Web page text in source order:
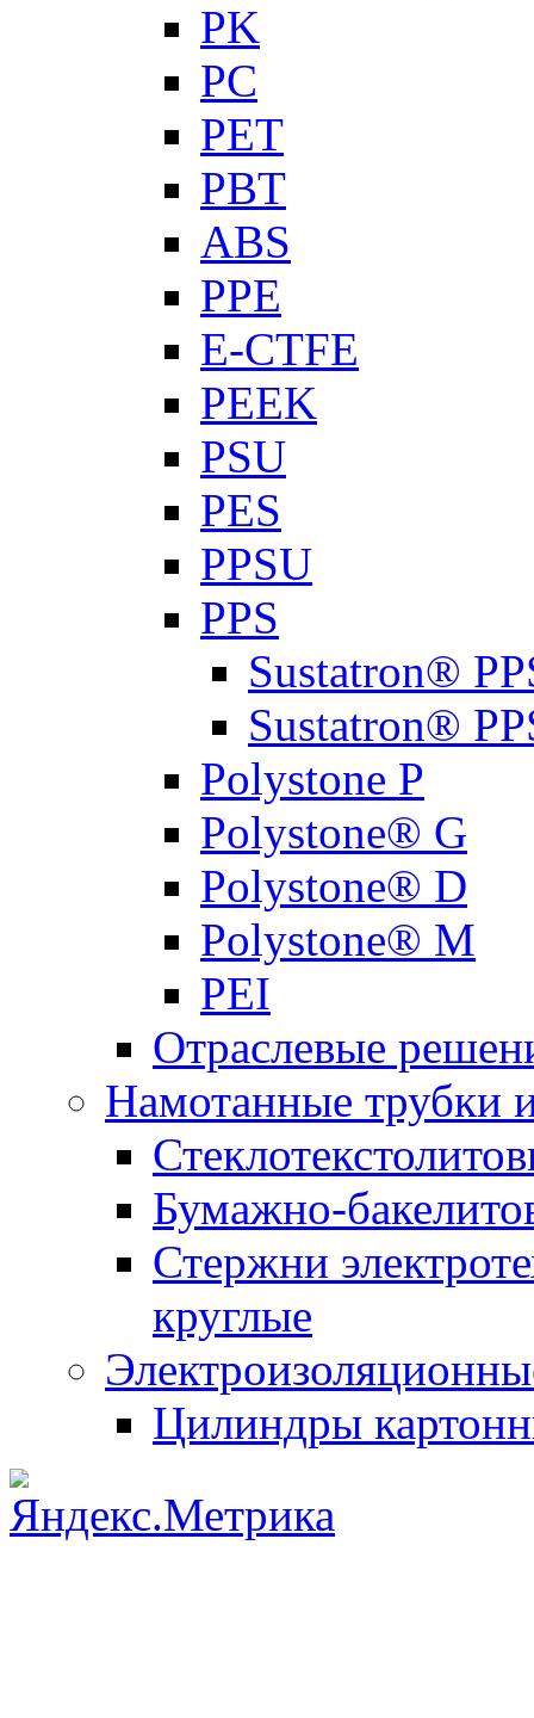
PK
PC
PET
PBT
ABS
PPE
E-CTFE
PEEK
PSU
PES
PPSU
PPS
Sustatron®
Sustatron®
Polystone P
Polystone® G
Polystone® D
Polystone® M
PEI
Отраслевые
Намотанные трубки
Бумажно-
Стержни
круглые
Цилиндры